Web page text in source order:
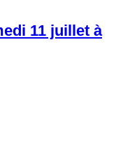
11 juillet à